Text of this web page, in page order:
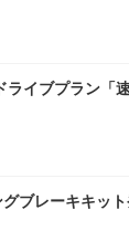
イブプラン「
ブレーキキッ